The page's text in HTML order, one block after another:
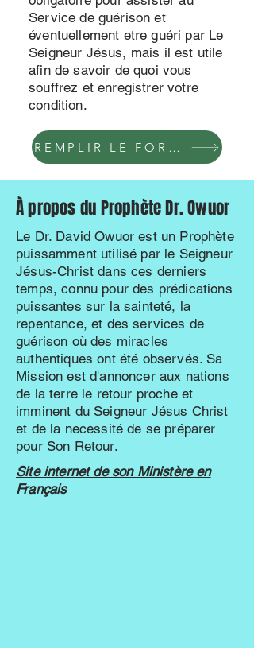
Service de guérison et
éventuellement etre guéri par Le
Seigneur Jésus, mais il est utile
afin de savoir de quoi vous
souffrez et enregistrer votre
condition.
REMPLIR LE FORMULAIRE
À propos du Prophète Dr. Owuor
Le Dr. David Owuor est un Prophète
puissamment utilisé par le Seigneur
Jésus-Christ dans ces derniers
temps, connu pour des prédications
puissantes sur la sainteté, la
repentance, et des services de
guérison où des miracles
authentiques ont été observés. Sa
Mission est d'annoncer aux nations
de la terre le retour proche et
imminent du Seigneur Jésus Christ
et de la necessité de se préparer
pour Son Retour.
Site internet de son Ministère en
Français